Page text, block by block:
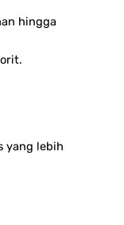
hingga
yang lebih